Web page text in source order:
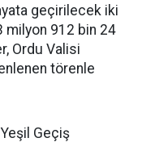
geçirilecek iki
912 bin 24
Ordu Valisi
törenle
Geçiş